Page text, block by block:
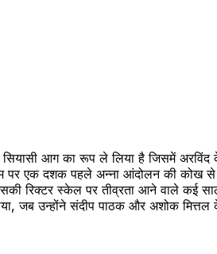
आग का रूप ले लिया है जिसमें अरविंद
दशक पहले अन्ना आंदोलन की कोख से यह
रिक्टर स्केल पर तीव्रता आने वाले कई
जब उन्होंने संदीप पाठक और अशोक